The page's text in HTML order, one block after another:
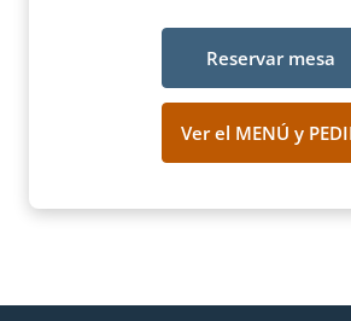
Reservar mesa
Ver el MENÚ y